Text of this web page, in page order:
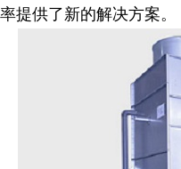
率提供了新的解决方案。